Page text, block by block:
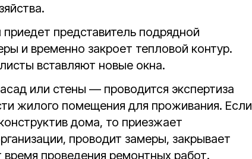
представитель подрядной
и временно закроет тепловой контур.
вставляют новые окна.
или стены — проводится экспертиза
жилого помещения для проживания. Если
дома, то приезжает
проводит замеры, закрывает
время проведения ремонтных работ.